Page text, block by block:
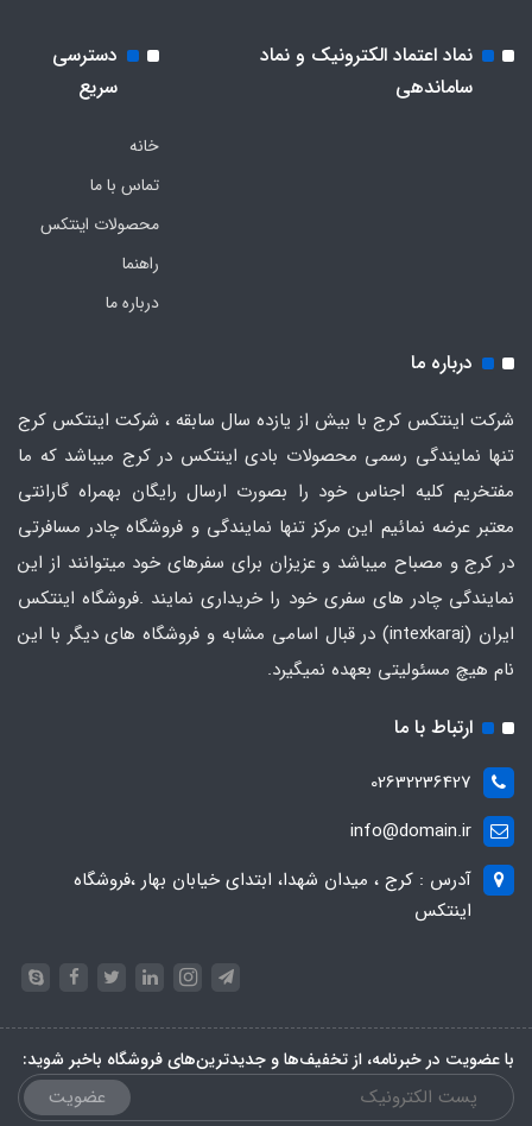
نماد اعتماد الکترونیک و نماد
ساماندهی
دسترسی
سریع
خانه
تماس با ما
محصولات اینتکس
راهنما
درباره ما
درباره ما
شرکت اینتکس کرج با بیش از یازده سال سابقه ، شرکت اینتکس کرج
تنها نمایندگی رسمی محصولات بادی اینتکس در کرج میباشد که ما
مفتخریم کلیه اجناس خود را بصورت ارسال رایگان بهمراه گارانتی
معتبر عرضه نمائیم این مرکز تنها نمایندگی و فروشگاه چادر مسافرتی
در کرج و مصباح میباشد و عزیزان برای سفرهای خود میتوانند از این
نمایندگی چادر های سفری خود را خریداری نمایند .فروشگاه اینتکس
ایران
(intexkaraj) در قبال اسامی مشابه و فروشگاه های دیگر با این
نام هیچ مسئولیتی بعهده نمیگیرد.
ارتباط با ما
02632236427
info@domain.ir
آدرس : کرج ، میدان شهدا، ابتدای خیابان بهار ،فروشگاه
اینتکس
با عضویت در خبرنامه، از تخفیف‌ها و جدیدترین‌های فروشگاه باخبر شوید:
عضویت